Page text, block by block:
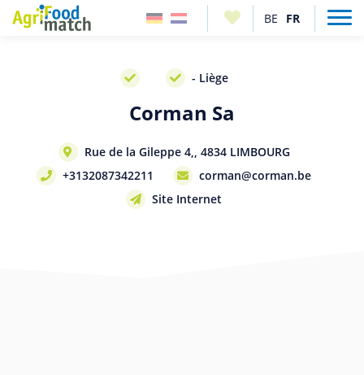
- Liège
Corman Sa
Rue de la Gileppe 4,, 4834 LIMBOURG
+3132087342211
corman@corman.be
Site Internet